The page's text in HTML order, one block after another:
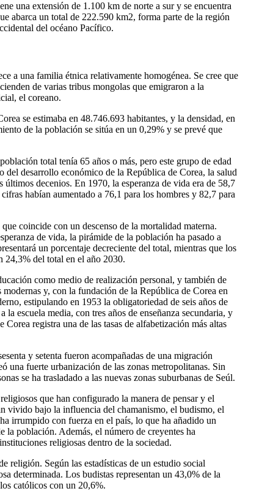
una extensión de 1.100 km de norte a sur y se encuentra
abarca un total de 222.590 km2, forma parte de la región
del océano Pacífico.
a una familia étnica relativamente homogénea. Se cree que
de varias tribus mongolas que emigraron a la
el coreano.
se estimaba en 48.746.693 habitantes, y la densidad, en
de la población se sitúa en un 0,29% y se prevé que
total tenía 65 años o más, pero este grupo de edad
desarrollo económico de la República de Corea, la salud
decenios. En 1970, la esperanza de vida era de 58,7
habían aumentado a 76,1 para los hombres y 82,7 para
coincide con un descenso de la mortalidad materna.
de vida, la pirámide de la población ha pasado a
un porcentaje decreciente del total, mientras que los
24,3% del total en el año 2030.
como medio de realización personal, y también de
y, con la fundación de la República de Corea en
estipulando en 1953 la obligatoriedad de seis años de
escuela media, con tres años de enseñanza secundaria, y
registra una de las tasas de alfabetización más altas
y setenta fueron acompañadas de una migración
una fuerte urbanización de las zonas metropolitanas. Sin
se ha trasladado a las nuevas zonas suburbanas de Seúl.
que han configurado la manera de pensar y el
vivido bajo la influencia del chamanismo, el budismo, el
irrumpido con fuerza en el país, lo que ha añadido un
población. Además, el número de creyentes ha
religiosas dentro de la sociedad.
religión. Según las estadísticas de un estudio social
determinada. Los budistas representan un 43,0% de la
católicos con un 20,6%.